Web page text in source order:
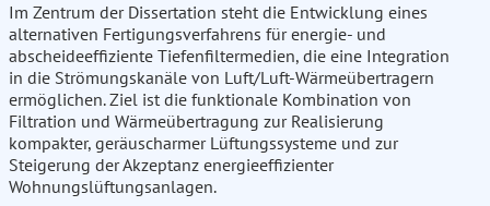
Im Zentrum der Dissertation steht die Entwicklung eines
alternativen Fertigungsverfahrens für energie- und
abscheideeffiziente Tiefenfiltermedien, die eine Integration
in die Strömungskanäle von Luft/Luft-Wärmeübertragern
ermöglichen. Ziel ist die funktionale Kombination von
Filtration und Wärmeübertragung zur Realisierung
kompakter, geräuscharmer Lüftungssysteme und zur
Steigerung der Akzeptanz energieeffizienter
Wohnungslüftungsanlagen.